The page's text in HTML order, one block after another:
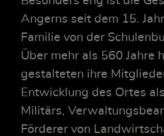
Angerns seit dem 15.
Familie von der
Über mehr als 560 Jahre
gestalteten ihre
Entwicklung des Ortes
Militärs,
Förderer von